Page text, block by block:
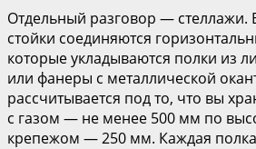
Отдельный разговор — стеллажи.
стойки соединяются
которые укладываются полки из
или фанеры с металлической
рассчитывается под то, что вы
с газом — не менее 500 мм по
крепежом — 250 мм. Каждая